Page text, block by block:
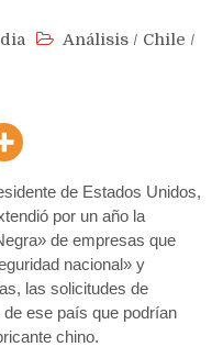
Análisis / Chile /
de Estados Unidos,
por un año la
de empresas que
nacional» y
las solicitudes de
ese país que podrían
chino.